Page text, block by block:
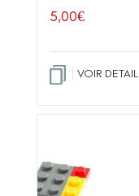
5,00€
VOIR DETAIL